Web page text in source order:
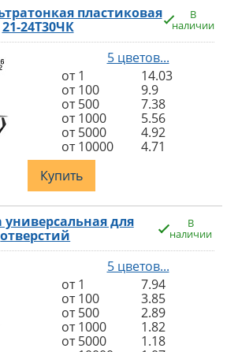
пластиковая
21-24Т30ЧК
В
наличии
5 цветов...
от 1
14.03
от 100
9.9
от 500
7.38
от 1000
5.56
от 5000
4.92
от 10000
4.71
Купить
для
отверстий
В
наличии
5 цветов...
от 1
7.94
от 100
3.85
от 500
2.89
от 1000
1.82
от 5000
1.18